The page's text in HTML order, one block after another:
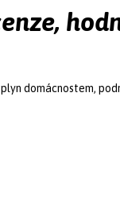
domácnostem,